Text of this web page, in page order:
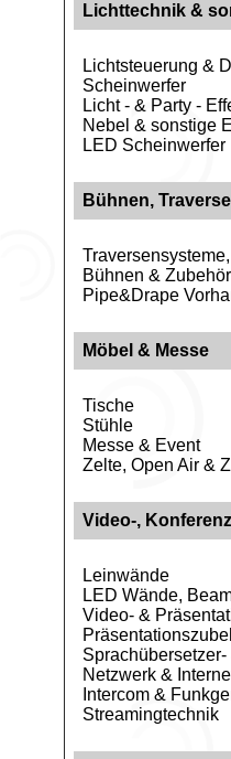
Lichttechnik &
Lichtsteuerung &
Scheinwerfer
Licht - & Party -
Nebel & sonstige
LED Scheinwerfer
Bühnen,
Bühnen & Zubehör
Pipe&Drape
Möbel & Messe
Tische
Stühle
Messe & Event
Zelte, Open Air &
Video-,
Leinwände
LED Wände,
Video- &
Netzwerk &
Intercom &
Streamingtechnik